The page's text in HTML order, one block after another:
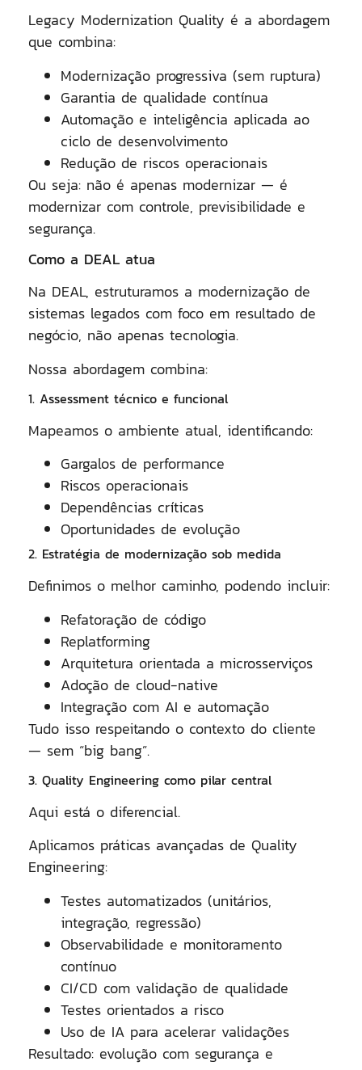
Legacy Modernization Quality é a abordagem
que combina:
Modernização progressiva (sem ruptura)
Garantia de qualidade contínua
Automação e inteligência aplicada ao
ciclo de desenvolvimento
Redução de riscos operacionais
Ou seja: não é apenas modernizar — é
modernizar com controle, previsibilidade e
segurança.
Como a DEAL atua
Na DEAL, estruturamos a modernização de
sistemas legados com foco em resultado de
negócio, não apenas tecnologia.
Nossa abordagem combina:
1. Assessment técnico e funcional
Mapeamos o ambiente atual, identificando:
Gargalos de performance
Riscos operacionais
Dependências críticas
Oportunidades de evolução
2. Estratégia de modernização sob medida
Definimos o melhor caminho, podendo incluir:
Refatoração de código
Replatforming
Arquitetura orientada a microsserviços
Adoção de cloud-native
Integração com AI e automação
Tudo isso respeitando o contexto do cliente
— sem “big bang”.
3. Quality Engineering como pilar central
Aqui está o diferencial.
Aplicamos práticas avançadas de Quality
Engineering:
Testes automatizados (unitários,
integração, regressão)
Observabilidade e monitoramento
contínuo
CI/CD com validação de qualidade
Testes orientados a risco
Uso de IA para acelerar validações
Resultado: evolução com segurança e